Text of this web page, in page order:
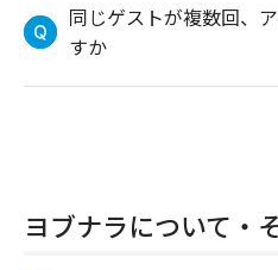
同じゲストが複数回、
すか
ヨブナラについて・